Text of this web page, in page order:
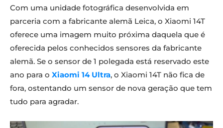
Com uma unidade fotográfica desenvolvida em
parceria com a fabricante alemã Leica, o Xiaomi 14T
oferece uma imagem muito próxima daquela que é
oferecida pelos conhecidos sensores da fabricante
alemã. Se o sensor de 1 polegada está reservado este
ano para o Xiaomi 14 Ultra, o Xiaomi 14T não fica de
fora, ostentando um sensor de nova geração que tem
tudo para agradar.